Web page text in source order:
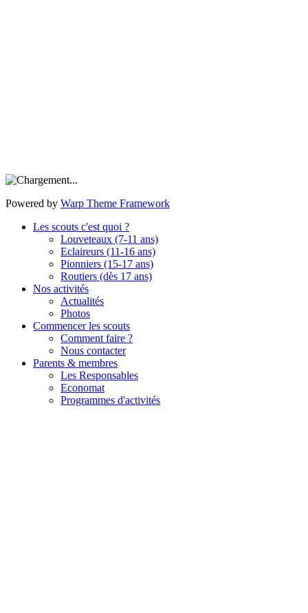
Powered by Warp Theme Framework
Les scouts c'est quoi ?
Louveteaux (7-11 ans)
Eclaireurs (11-16 ans)
Pionniers (15-17 ans)
Routiers (dès 17 ans)
Nos activités
Actualités
Photos
Commencer les scouts
Comment faire ?
Nous contacter
Parents & membres
Les Responsables
Economat
Programmes d'activités